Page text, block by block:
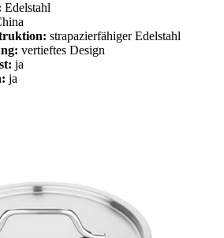
Edelstahl
strapazierfähiger Edelstahl
vertieftes Design
ja
ja